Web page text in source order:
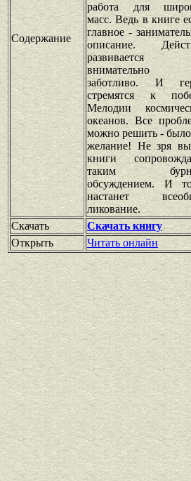
Содержание
работа для
масс. Ведь в книге
главное -
описание.
развивается
заботливо. И
стремятся к
Мелодии
океанов. Все
можно решить -
желание! Не зря
книги
таким
обсуждением. И
настанет
ликование.
Скачать
Скачать книгу
Открыть
Читать онлайн